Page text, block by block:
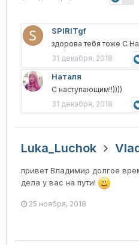
SPIRITgf
здорова тебя тоже С
31 декабря, 2018
Наталя
С наступающим!!))))
31 декабря, 2018
Luka_Luchok
привет Владимир долгое
дела у вас на пути!
25 ноября, 2018